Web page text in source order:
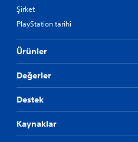
Şirket
PlayStation tarihi
Ürünler
Değerler
Destek
Kaynaklar